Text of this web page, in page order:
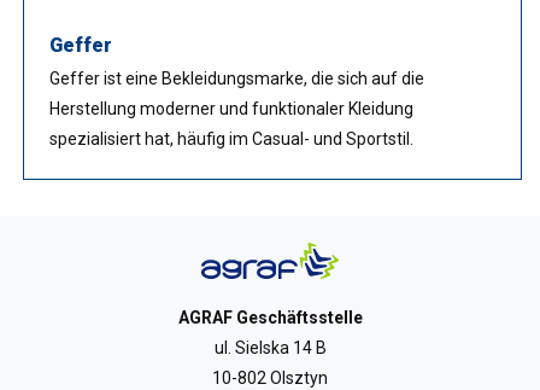
Geffer
Geffer ist eine Bekleidungsmarke, die sich auf die
Herstellung moderner und funktionaler Kleidung
spezialisiert hat, häufig im Casual- und Sportstil.
AGRAF Geschäftsstelle
ul. Sielska 14 B
10-802 Olsztyn